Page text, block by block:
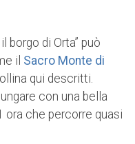
borgo di Orta” può
il Sacro Monte di
qui descritti.
con una bella
ora che percorre quasi